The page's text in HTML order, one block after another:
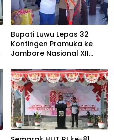
Bupati Luwu Lepas 32
Kontingen Pramuka ke
Jambore Nasional XII